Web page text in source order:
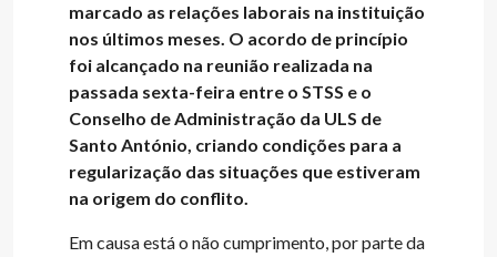
marcado as relações laborais na instituição
nos últimos meses. O acordo de princípio
foi alcançado na reunião realizada na
passada sexta-feira entre o STSS e o
Conselho de Administração da ULS de
Santo António, criando condições para a
regularização das situações que estiveram
na origem do conflito.
Em causa está o não cumprimento, por parte da